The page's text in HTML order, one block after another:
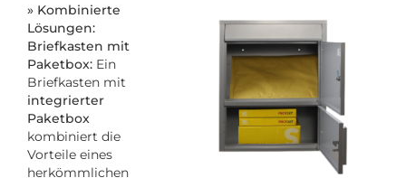
» Kombinierte
Lösungen:
Briefkasten mit
Paketbox: Ein
Briefkasten mit
integrierter
Paketbox
kombiniert die
Vorteile eines
herkömmlichen